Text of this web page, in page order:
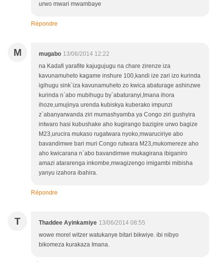
urwo mwari mwambaye
Répondre
M mugabo 13/06/2014 12:22
na Kadafi yarafite kajugujugu na chare zirenze iza
kavunamuheto kagame inshure 100,kandi ize zari izo kurinda
igihugu sink`iza kavunamuheto zo kwica abaturage ashinzwe
kurinda n`abo mubihugu by`abaturanyi,Imana ihora
ihoze,umujinya urenda kubiskya kuberako impunzi
z`abanyarwanda ziri mumashyamba ya Congo ziri gushyira
intwaro hasi kubushake aho kugirango bazigire urwo bagize
M23,urucira mukaso rugatwara nyoko,mwaruciriye abo
bavandimwe bari muri Congo rutwara M23,mukomereze aho
aho kwicarana n`abo bavandimwe mukagirana ibiganiro
amazi atararenga inkombe,mwagizengo imigambi mibisha
yanyu izahora ibahira.
Répondre
T Thaddee Ayinkamiye 13/06/2014 08:55
wowe morel witzer watukanye bitari bikwiye. ibi nibyo
bikomeza kurakaza Imana.